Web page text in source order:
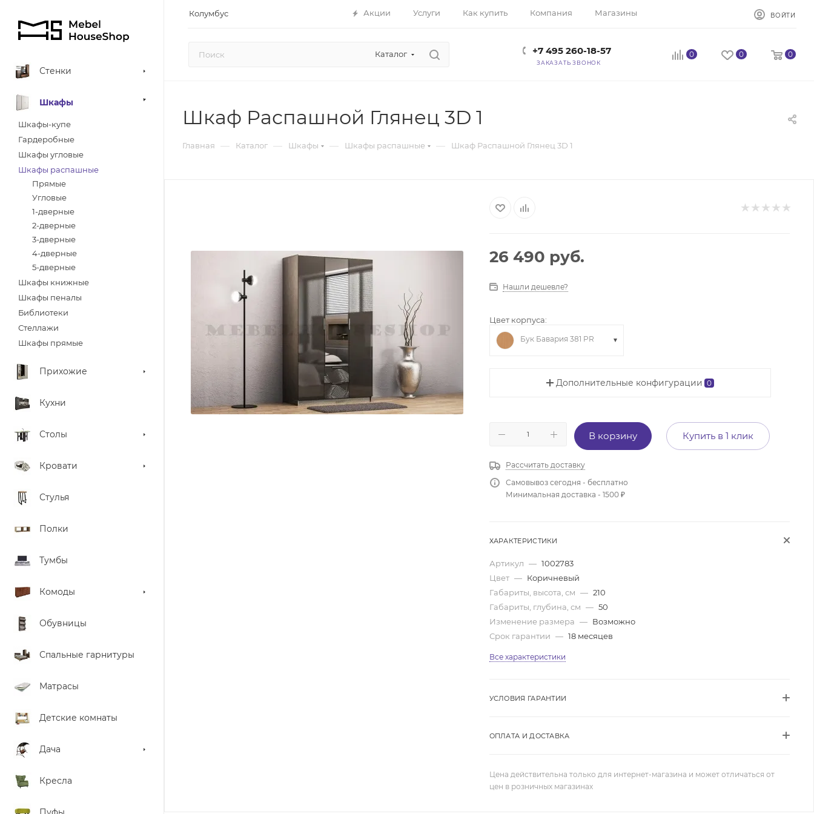
Колумбус Акции Услуги Как купить Компания Магазины ВОЙТИ
Каталог +7 495 260-18-57
ЗАКАЗАТЬ ЗВОНОК
0 0 0
Стенки
Шкафы
Шкафы-купе
Гардеробные
Шкафы угловые
Шкафы распашные
Прямые
Угловые
1-дверные
2-дверные
3-дверные
4-дверные
5-дверные
Шкафы книжные
Шкафы пеналы
Библиотеки
Стеллажи
Шкафы прямые
Прихожие
Кухни
Столы
Кровати
Стулья
Полки
Тумбы
Комоды
Обувницы
Спальные гарнитуры
Матрасы
Детские комнаты
Дача
Кресла
Шкаф Распашной Глянец 3D 1
Главная — Каталог — Шкафы — Шкафы распашные — Шкаф Распашной Глянец 3D 1
26 490 руб.
Нашли дешевле?
Цвет корпуса:
Бук Бавария 381 PR
Дополнительные конфигурации 0
В корзину Купить в 1 клик
Рассчитать доставку
Самовывоз сегодня - бесплатно
Минимальная доставка - 1500 ₽
ХАРАКТЕРИСТИКИ
Артикул — 1002783
Цвет — Коричневый
Габариты, высота, см — 210
Габариты, глубина, см — 50
Изменение размера — Возможно
Срок гарантии — 18 месяцев
Все характеристики
УСЛОВИЯ ГАРАНТИИ
ОПЛАТА И ДОСТАВКА
Цена действительна только для интернет-магазина и может отличаться от
цен в розничных магазинах